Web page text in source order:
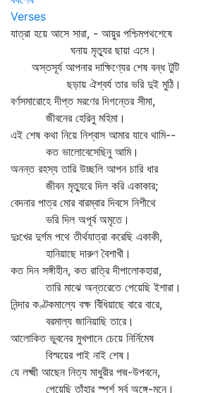
Verses
যাত্রা হয়ে আসে সারা, - আয়ুর পশ্চিমপথশেষে
ঘনায় মৃত্যুর ছায়া এসে।
অস্তসূর্য আপনার দাক্ষিণ্যের শেষ বন্ধ টুটি
ছড়ায় ঐশ্বর্য তার ভরি দুই মুঠি।
বর্ণসমারোহে দীপ্ত মরণের দিগন্তের সীমা,
জীবনের হেরিনু মহিমা।
এই শেষ কথা নিয়ে নিশ্বাস আমার যাবে থামি--
কত ভালোবেসেছিনু আমি।
অনন্ত রহস্য তারি উচ্ছলি আপন চারি ধার
জীবন মৃত্যুরে দিল করি একাকার;
বেদনার পাত্র মোর বারম্বার দিবসে নিশীথে
ভরি দিল অপূর্ব অমৃতে।
দুঃখের দুর্গম পথে তীর্থযাত্রা করেছি একাকী,
হানিয়াছে দারুণ বৈশাখী।
কত দিন সঙ্গীহীন, কত রাত্রি দীপালোকহারা,
তারি মাঝে অন্তরেতে পেয়েছি ইশারা।
নিন্দার কণ্টকমাল্যে বক্ষ বিঁধিয়াছে বারে বারে,
বরমাল্য জানিয়াছি তারে।
আলোকিত ভুবনের মুখপানে চেয়ে নির্নিমেষ
বিস্ময়ের পাই নাই শেষ।
যে লক্ষ্মী আছেন নিত্য মাধুরীর পদ্ম-উপবনে,
পেয়েছি তাঁহার স্পর্শ সর্ব অঙ্গে-মনে।